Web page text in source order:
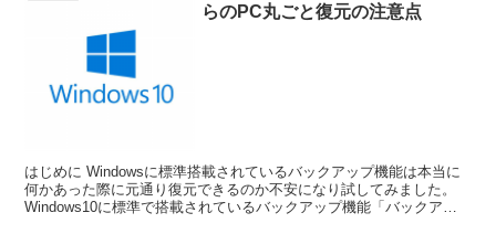
らのPC丸ごと復元の注意点
はじめに Windowsに標準搭載されているバックアップ機能は本当に
何かあった際に元通り復元できるのか不安になり試してみました。
Windows10に標準で搭載されているバックアップ機能「バックアッ